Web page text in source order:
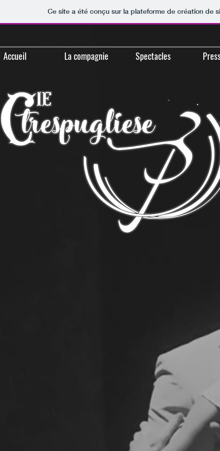
Ce site a été conçu sur la plateforme de création de
Accueil La compagnie Spectacles